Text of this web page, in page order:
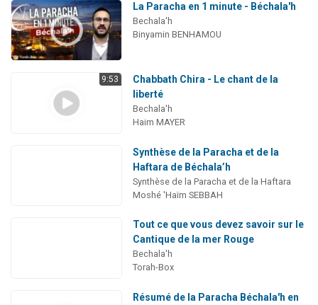
La Paracha en 1 minute - Béchala'h
Bechala'h
Binyamin BENHAMOU
9:53
Chabbath Chira - Le chant de la
liberté
Bechala'h
Haim MAYER
Synthèse de la Paracha et de la
Haftara de Béchala’h
Synthèse de la Paracha et de la Haftara
Moshé 'Haïm SEBBAH
Tout ce que vous devez savoir sur le
Cantique de la mer Rouge
Bechala'h
Torah-Box
Résumé de la Paracha Béchala'h en